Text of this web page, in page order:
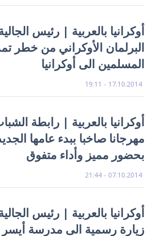
أوكرانيا بالعربية | رئيس
البرلمان الأوكراني من خطر
المسلمين الى أوكرانيا
17.10.2014 - 19:11
أوكرانيا بالعربية | رابطة
مهرجانا صاخبا ببدء عامها
بحضور مميز وأداء متفوق
07.10.2014 - 21:44
أوكرانيا بالعربية | رئيس
زيارة رسمية الى مدرسة أيسر